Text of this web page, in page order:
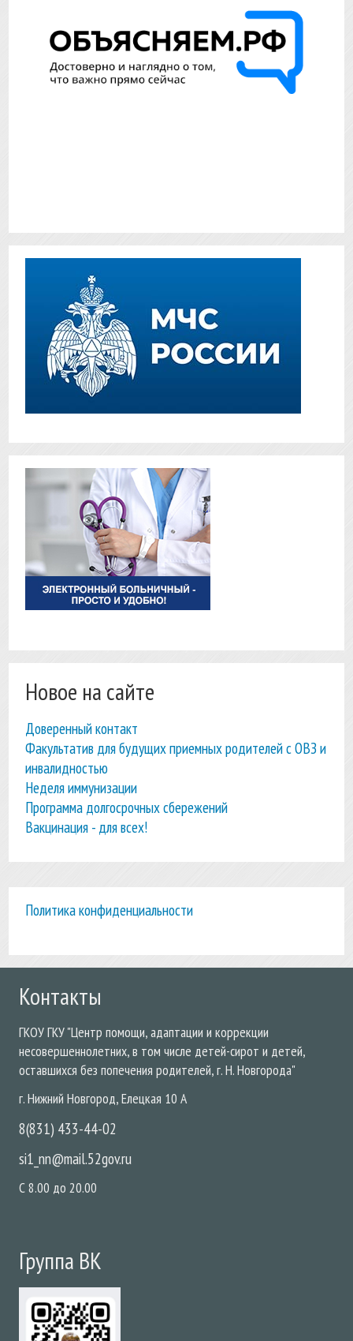
Новое на сайте
Доверенный контакт
Факультатив для будущих приемных родителей с ОВЗ и
инвалидностью
Неделя иммунизации
Программа долгосрочных сбережений
Вакцинация - для всех!
Политика конфиденциальности
Контакты
ГКОУГКУ "Центр помощи, адаптации и коррекции
несовершеннолетних, в том числе детей-сирот и детей,
оставшихся без попечения родителей, г. Н. Новгорода"
г. Нижний Новгород,Елецкая 10 А
8(831) 433-44-02
si1_nn@mail.52gov.ru
С 8.00 до 20.00
Группа ВК